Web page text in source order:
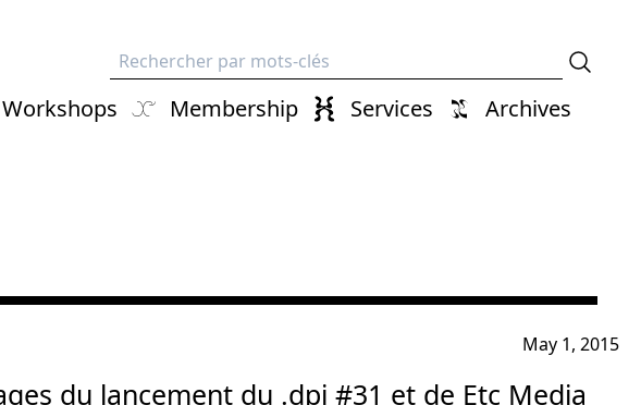
Recherche
Workshops Membership Services
Archives
May 1, 2015
du lancement du .dpi #31 et de Etc Media